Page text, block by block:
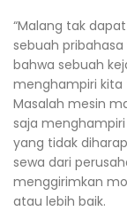
“Malang tak
sebuah
bahwa sebuah
menghampiri
Masalah mesin
saja
yang tidak
sewa dari
menggirimkan
atau lebih baik.